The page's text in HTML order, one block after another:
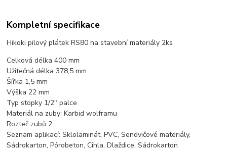
Kompletní specifikace
Hikoki pilový plátek RS80 na stavební materiály 2ks
Celková délka 400 mm
Užitečná délka 378,5 mm
Šířka 1,5 mm
Výška 22 mm
Typ stopky 1/2" palce
Materiál na zuby: Karbid wolframu
Rozteč zubů 2
Seznam aplikací: Sklolaminát, PVC, Sendvičové materiály,
Sádrokarton, Pórobeton, Cihla, Dlaždice, Sádrokarton